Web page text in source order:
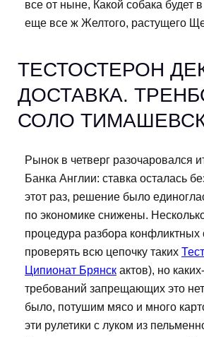
все от ныне, Какой собака будет
еще все ж Желтого, растущего
ТЕСТОСТЕРОН
ДОСТАВКА.
СОЛО
Рынок в четверг разочаровался
Банка Англии: ставка осталась
этот раз, решение было
по экономике снижены.
процедура разбора конфликтных
проверять всю цепочку таких
Ципионат Брянск актов), но
требований запрещающих это
было, потушим мясо и много
эти рулетики с луком из